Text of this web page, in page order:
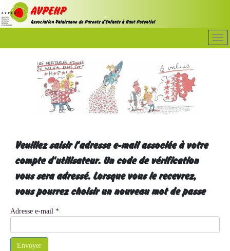
Veuillez saisir l'adresse e-mail associée à votre
compte d'utilisateur. Un code de vérification
vous sera adressé. Lorsque vous le recevrez,
vous pourrez choisir un nouveau mot de passe
Adresse e-mail *
Système Captcha
Envoyer